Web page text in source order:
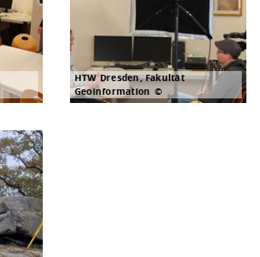
HTW Dresden, Fakultät
Geoinformation